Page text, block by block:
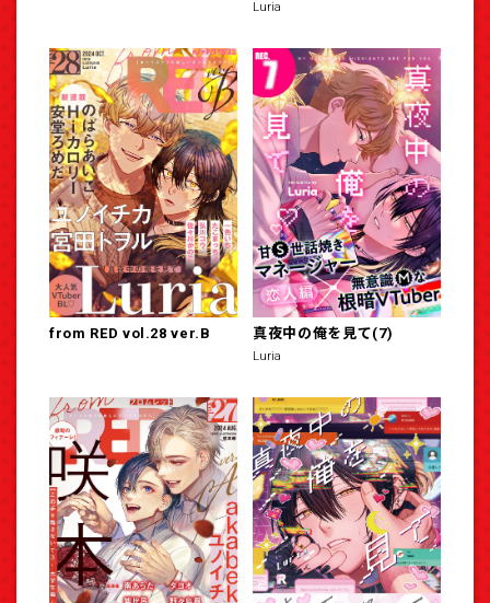
Luria
from RED vol.28 ver.B 真夜中の俺を見て(7)
Luria